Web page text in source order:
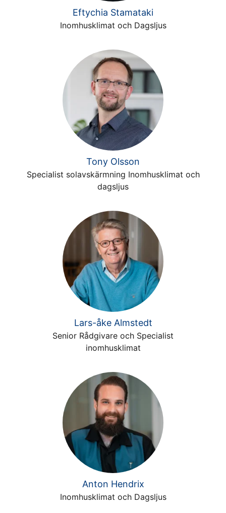
Eftychia Stamataki
Inomhusklimat och Dagsljus
Tony Olsson
Specialist solavskärmning Inomhusklimat och
dagsljus
Lars-åke Almstedt
Senior Rådgivare och Specialist
inomhusklimat
Anton Hendrix
Inomhusklimat och Dagsljus